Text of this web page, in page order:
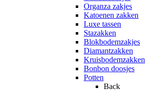
Organza zakjes
Katoenen zakken
Luxe tassen
Stazakken
Blokbodemzakjes
Diamantzakken
Kruisbodemzakken
Bonbon doosjes
Potten
Back